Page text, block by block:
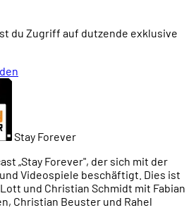
du Zugriff auf dutzende exklusive
Stay Forever
„Stay Forever", der sich mit der
Videospiele beschäftigt. Dies ist
und Christian Schmidt mit Fabian
Christian Beuster und Rahel